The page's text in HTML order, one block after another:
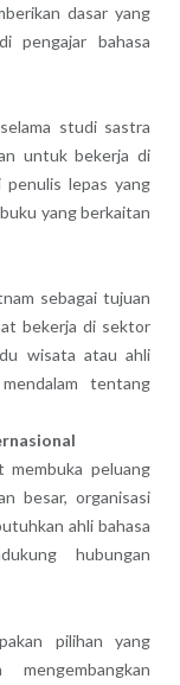
dasar yang
pengajar bahasa
studi sastra
untuk bekerja di
penulis lepas yang
yang berkaitan
sebagai tujuan
bekerja di sektor
wisata atau ahli
tentang
membuka peluang
besar, organisasi
ahli bahasa
hubungan
pilihan yang